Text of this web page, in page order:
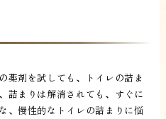
薬剤を試しても、トイレの詰ま
詰まりは解消されても、すぐに
、慢性的なトイレの詰まりに悩